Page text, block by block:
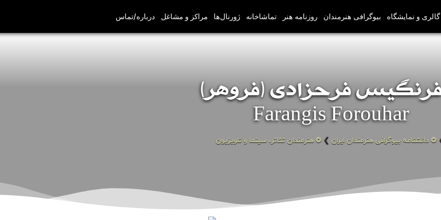
گالری و نمایشگاه بیوگرافی هنرمندان روزنامه هنر تماشاخانه ژورنال‌ها مراکز و مشاغل درباره/تماس
فرحزادی (فروهر)
Farangis Forouhar
❂ دانشنامه بیوگرافی هنرمندان ایران ❯ ❂ هنرمندان تئاتر، سینما و تلویزیون